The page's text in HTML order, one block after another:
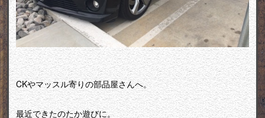
CKやマッスル寄りの部品屋さんへ。
最近できたのたか遊びに。